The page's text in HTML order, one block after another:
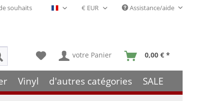
souhaits Français- FR Assistance/aide
votre Panier 0,00 € *
Vinyl d'autres catégories SALE